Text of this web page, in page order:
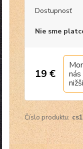
Dostupnosť
Nie sme
19 €
Číslo produktu: